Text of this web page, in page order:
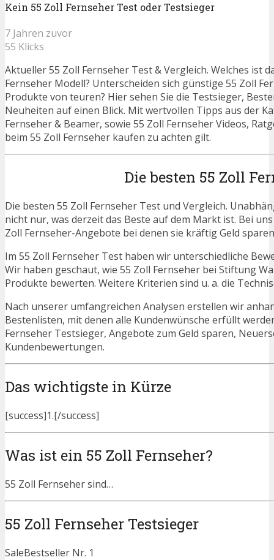
Kein 55 Zoll Fernseher Test oder Testsieger
7 Jahren zuvor
55 Klicks
Aktueller 55 Zoll Fernseher Test & Vergleich. Welches ist
Fernseher Modell? Unterscheiden sich günstige 55 Zoll
Produkte von teuren? Hier sehen Sie die Testsieger,
Neuheiten auf einen Blick. Mit wertvollen Tipps aus der
Fernseher & Beamer, sowie 55 Zoll Fernseher Videos,
beim 55 Zoll Fernseher kaufen zu achten gilt.
Die besten 55 Zoll
Die besten 55 Zoll Fernseher Test und Vergleich.
nicht nur, was derzeit das Beste auf dem Markt ist. Bei
Zoll Fernseher-Angebote bei denen sie kräftig Geld
Im 55 Zoll Fernseher Test haben wir unterschiedliche
Wir haben geschaut, wie 55 Zoll Fernseher bei Stiftung
Produkte bewerten. Weitere Kriterien sind u. a. die
Nach unserer umfangreichen Analysen erstellen wir
Bestenlisten, mit denen alle Kundenwünsche erfüllt
Fernseher Testsieger, Angebote zum Geld sparen,
Kundenbewertungen.
Das wichtigste in Kürze
[success]1.[/success]
Was ist ein 55 Zoll Fernseher?
55 Zoll Fernseher sind…
55 Zoll Fernseher Testsieger
SaleBestseller Nr. 1